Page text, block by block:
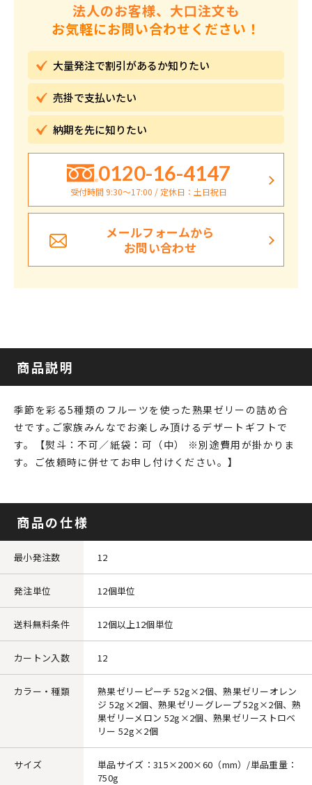
法人のお客様、大口注文も
お気軽にお問い合わせください！
大量発注で割引があるか知りたい
売掛で支払いたい
納期を先に知りたい
0120-16-4147
受付時間 9:30〜17:00 / 定休日：土日祝日
メールフォームから
お問い合わせ
商品説明
季節を彩る5種類のフルーツを使った熟果ゼリーの詰め合
せです｡ご家族みんなでお楽しみ頂けるデザートギフトで
す。【熨斗：不可／紙袋：可（中） ※別途費用が掛かりま
す。ご依頼時に併せてお申し付けください。】
商品の仕様
最小発注数 12
発注単位 12個単位
送料無料条件 12個以上12個単位
カートン入数 12
カラー・種類
熟果ゼリーピーチ 52g×2個、熟果ゼリーオレン
ジ 52g×2個、熟果ゼリーグレープ 52g×2個、熟
果ゼリーメロン 52g×2個、熟果ゼリーストロベ
リー 52g×2個
サイズ
単品サイズ：315×200×60（mm）/単品重量：
750g